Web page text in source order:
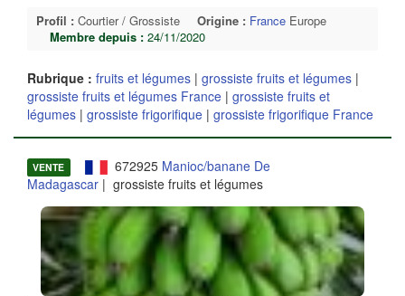
Profil : Courtier / Grossiste Origine : France Europe
Membre depuis : 24/11/2020
Rubrique : fruits et légumes | grossiste fruits et légumes |
grossiste fruits et légumes France | grossiste fruits et
légumes | grossiste frigorifique | grossiste frigorifique France
VENTE 672925 Manioc/banane De
Madagascar | grossiste fruits et légumes